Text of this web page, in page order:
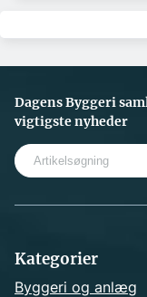
Dagens Byggeri
vigtigste nyheder
Kategorier
Byggeri og anlæg